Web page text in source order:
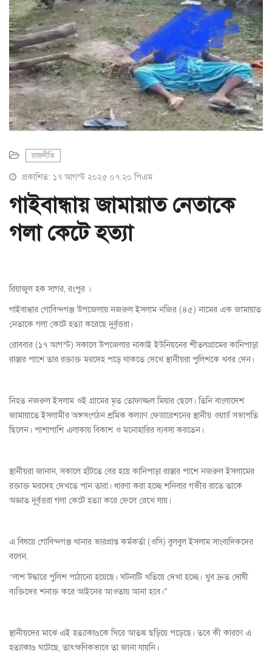
a
t
i
o
n
রাজনীতি
প্রকাশিত: ১৭ আগস্ট ২০২৫ ০৭:২০ পিএম
গাইবান্ধায় জামায়াত নেতাকে
গলা কেটে হত্যা
রিয়াজুল হক সাগর, রংপুর ।
গাইবান্ধার গোবিন্দগঞ্জ উপজেলায় নজরুল ইসলাম নজির (৪৫) নামের এক জামায়াত
নেতাকে গলা কেটে হত্যা করেছে দুর্বৃত্তরা।
রোববার (১৭ আগস্ট) সকালে উপজেলার নাকাই ইউনিয়নের শীতলগ্রামের কানিপাড়া
রাস্তার পাশে তার রক্তাক্ত মরদেহ পড়ে থাকতে দেখে স্থানীয়রা পুলিশকে খবর দেন।
নিহত নজরুল ইসলাম ওই গ্রামের মৃত তোফাজ্জল মিয়ার ছেলে। তিনি বাংলাদেশ
জামায়াতে ইসলামীর অঙ্গসংগঠন শ্রমিক কল্যাণ ফেডারেশনের স্থানীয় ওয়ার্ড সভাপতি
ছিলেন। পাশাপাশি এলাকায় বিকাশ ও মনোহারির ব্যবসা করতেন।
স্থানীয়রা জানান, সকালে হাঁটতে বের হয়ে কানিপাড়া রাস্তার পাশে নজরুল ইসলামের
রক্তাক্ত মরদেহ দেখতে পান তারা। ধারণা করা হচ্ছে শনিবার গভীর রাতে তাকে
অজ্ঞাত দুর্বৃত্তরা গলা কেটে হত্যা করে ফেলে রেখে যায়।
এ বিষয়ে গোবিন্দগঞ্জ থানার ভারপ্রাপ্ত কর্মকর্তা (ওসি) বুলবুল ইসলাম সাংবাদিকদের
বলেন,
“লাশ উদ্ধারে পুলিশ পাঠানো হয়েছে। ঘটনাটি খতিয়ে দেখা হচ্ছে। খুব দ্রুত দোষী
ব্যক্তিদের শনাক্ত করে আইনের আওতায় আনা হবে।”
স্থানীয়দের মাঝে এই হত্যাকাণ্ডকে ঘিরে আতঙ্ক ছড়িয়ে পড়েছে। তবে কী কারণে এ
হত্যাকাণ্ড ঘটেছে, তাৎক্ষণিকভাবে তা জানা যায়নি।